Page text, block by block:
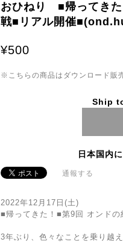
おひねり ■帰ってきた
戦■リアル開催
¥500
※こちらの商品はダウンロード販
Ship
日本国内
通報する
2022年12月17日(土)
■帰ってきた！■第9回 オンド
3年ぶり、色々なことを乗り越